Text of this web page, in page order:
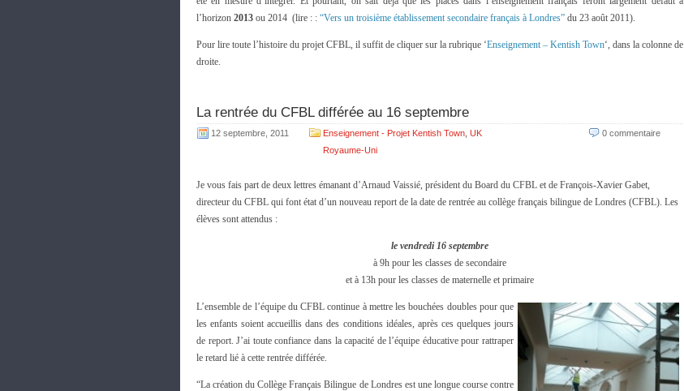
l’horizon 2013 ou 2014 (lire : : “Vers un troisième établissement secondaire français à Londres” du 23 août 2011).
Pour lire toute l’histoire du projet CFBL, il suffit de cliquer sur la rubrique ‘Enseignement – Kentish Town‘, dans la colonne de
droite.
La rentrée du CFBL différée au 16 septembre
12 septembre, 2011 Enseignement - Projet Kentish Town UK
Royaume-Uni
0 commentaire
Je vous fais part de deux lettres émanant d’Arnaud Vaissié, président du Board du CFBL et de François-Xavier Gabet,
directeur du CFBL qui font état d’un nouveau report de la date de rentrée au collège français bilingue de Londres (CFBL). Les
élèves sont attendus :
le vendredi 16 septembre
à 9h pour les classes de secondaire
et à 13h pour les classes de maternelle et primaire
L’ensemble de l’équipe du CFBL continue à mettre les bouchées doubles pour que
les enfants soient accueillis dans des conditions idéales, après ces quelques jours
de report. J’ai toute confiance dans la capacité de l’équipe éducative pour rattraper
le retard lié à cette rentrée différée.
“La création du Collège Français Bilingue de Londres est une longue course contre